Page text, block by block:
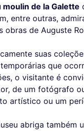
moulin de la Galette
entre outras,
obras de Auguste
suas
que
o visitante é
de um fotógrafo
artístico ou um
abriga também